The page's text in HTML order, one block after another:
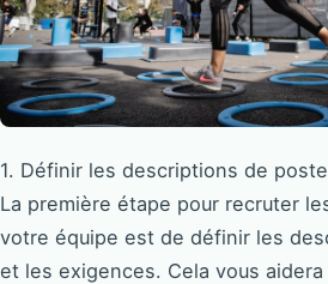
1. Définir les descriptions de
La première étape pour recruter
votre équipe est de définir les
et les exigences. Cela vous